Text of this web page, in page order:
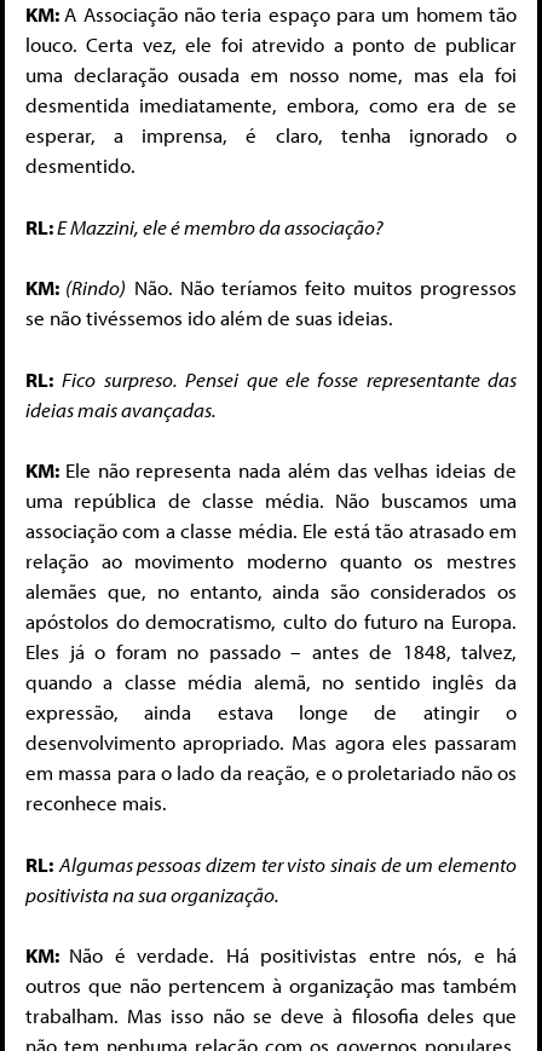
KM:A Associação não teria espaço para um homem tão
louco. Certa vez, ele foi atrevido a ponto de publicar
uma declaração ousada em nosso nome, mas ela foi
desmentida imediatamente, embora, como era de se
esperar, a imprensa, é claro, tenha ignorado o
desmentido.
RL:E Mazzini, ele é membro da associação?
KM: (Rindo) Não. Não teríamos feito muitos progressos
se não tivéssemos ido além de suas ideias.
RL: Fico surpreso. Pensei que ele fosse representante das
ideias mais avançadas.
KM: Ele não representa nada além das velhas ideias de
uma república de classe média. Não buscamos uma
associação com a classe média. Ele está tão atrasado em
relação ao movimento moderno quanto os mestres
alemães que, no entanto, ainda são considerados os
apóstolos do democratismo, culto do futuro na Europa.
Eles já o foram no passado – antes de 1848, talvez,
quando a classe média alemã, no sentido inglês da
expressão, ainda estava longe de atingir o
desenvolvimento apropriado. Mas agora eles passaram
em massa para o lado da reação, e o proletariado não os
reconhece mais.
RL: Algumas pessoas dizem ter visto sinais de um elemento
positi­vista na sua organização.
KM: Não é verdade. Há positivistas entre nós, e há
outros que não pertencem à organização mas também
trabalham. Mas isso não se deve à filosofia deles que